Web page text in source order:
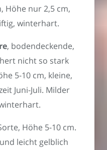
Höhe nur 2,5 cm,
winterhart.
, bodendeckende,
nicht so stark
5-10 cm, kleine,
Juni-Juli. Milder
Höhe 5-10 cm.
leicht gelblich